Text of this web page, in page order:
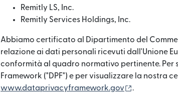
Remitly LS, Inc.
Remitly Services Holdings, Inc.
Abbiamo certificato al Dipartimento del
relazione ai dati personali ricevuti dall'Unione
conformità al quadro normativo pertinente. Per
Framework ("DPF") e per visualizzare la nostra
www.dataprivacyframework.gov
.